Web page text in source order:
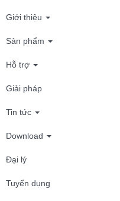
Giới thiệu
Sản phẩm
Hỗ trợ
Giải pháp
Tin tức
Download
Đại lý
Tuyển dụng